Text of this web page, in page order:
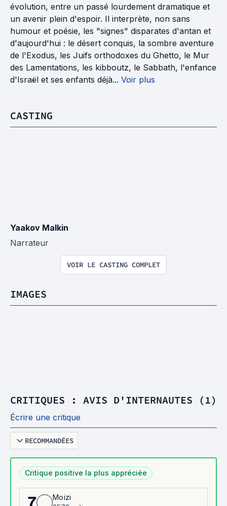
évolution, entre un passé lourdement dramatique et
un avenir plein d'espoir. Il interprète, non sans
humour et poésie, les "signes" disparates d'antan et
d'aujourd'hui : le désert conquis, la sombre aventure
de l'Exodus, les Juifs orthodoxes du Ghetto, le Mur
des Lamentations, les kibboutz, le Sabbath, l'enfance
d'Israël et ses enfants déjà... Voir plus
CASTING
Yaakov Malkin
Narrateur
VOIR LE CASTING COMPLET
IMAGES
CRITIQUES : AVIS D'INTERNAUTES (1)
Écrire une critique
RECOMMANDÉES
Critique positive la plus appréciée
7
Moizi